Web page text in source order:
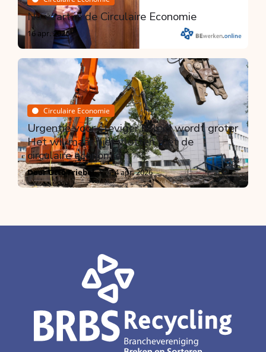
Nu vaart in de Circulaire Economie
16 apr. 2026
Circulaire Economie
Urgentie voor steviger beleid wordt groter
Het wil maar niet vlotten met de
circulaire economie
Door Otto Friebel 14 apr. 2026